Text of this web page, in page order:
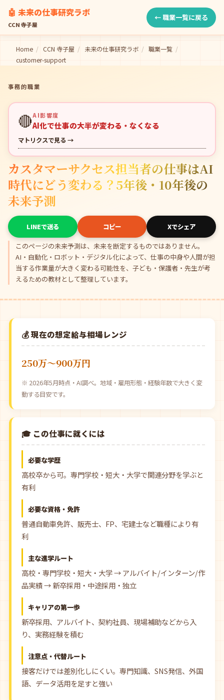
🤖 未来の仕事研究ラボ
CCN 寺子屋
← 職業一覧に戻る
Home / CCN 寺子屋 / 未来の仕事研究ラボ / 職業一覧 /
customer-support
事務的職業
🔴AI影響度
AI化で仕事の大半が変わる・なくなる
マトリクスで見る →
カスタマーサクセス担当者の仕事はAI
時代にどう変わる？5年後・10年後の
未来予測
LINEで送る コピー Xでシェア
このページの未来予測は、未来を断定するものではありません。
AI・自動化・ロボット・デジタル化によって、仕事の中身や人間が担
当する作業量が大きく変わる可能性を、子ども・保護者・先生が考
えるための教材として整理しています。
💰 現在の想定給与相場レンジ
250万〜900万円
※ 2026年5月時点・AI調べ。地域・雇用形態・経験年数で大きく変
動する目安です。
🎓 この仕事に就くには
必要な学歴
高校卒から可。専門学校・短大・大学で関連分野を学ぶと
有利
必要な資格・免許
普通自動車免許、販売士、FP、宅建士など職種により有
利
主な進学ルート
高校・専門学校・短大・大学 → アルバイト/インターン/作
品実績 → 新卒採用・中途採用・独立
キャリアの第一歩
新卒採用、アルバイト、契約社員、現場補助などから入
り、実務経験を積む
注意点・代替ルート
接客だけでは差別化しにくい。専門知識、SNS発信、外国
語、データ活用を足すと強い